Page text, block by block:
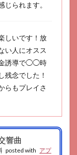
られます。
しいです！放
い人にオスス
金誘導で◯◯時
残念でした！
らもプレイさ
響曲
posted with アプ